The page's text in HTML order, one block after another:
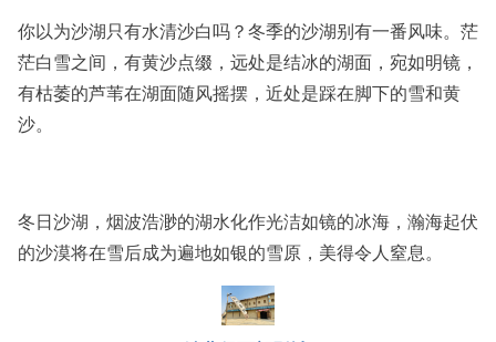
你以为沙湖只有水清沙白吗？冬季的沙湖别有一番风味。茫
茫白雪之间，有黄沙点缀，远处是结冰的湖面，宛如明镜，
有枯萎的芦苇在湖面随风摇摆，近处是踩在脚下的雪和黄
沙。
冬日沙湖，烟波浩渺的湖水化作光洁如镜的冰海，瀚海起伏
的沙漠将在雪后成为遍地如银的雪原，美得令人窒息。